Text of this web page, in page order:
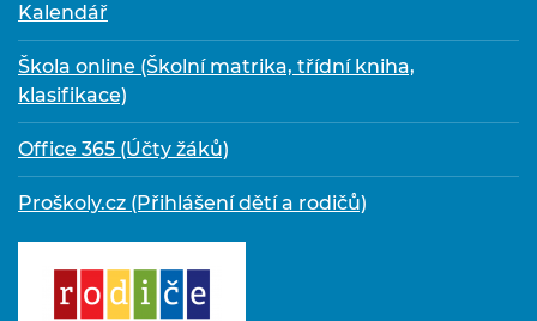
Kalendář
Škola online (Školní matrika, třídní kniha,
klasifikace)
Office 365 (Účty žáků)
Proškoly.cz (Přihlášení dětí a rodičů)